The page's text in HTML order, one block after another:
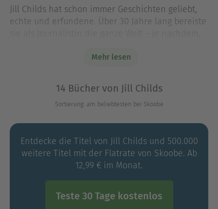
Jill Childs hat schon immer Geschichten geliebt,
echte und erfundene. Über 30 Jahre lang bereiste
als Autorin mit ihrem Mann und ihren Zwillingen
Mehr lesen
14 Bücher von Jill Childs
Sortierung: am beliebtesten bei Skoobe
Entdecke die Titel von Jill Childs und 500.000
weitere Titel mit der Flatrate von Skoobe. Ab
12,99 € im Monat.
Teste 30 Tage kostenlos